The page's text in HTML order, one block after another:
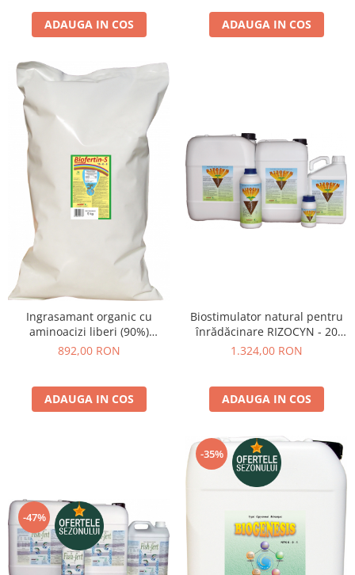
ADAUGA IN COS ADAUGA IN COS
Ingrasamant organic cu
aminoacizi liberi (90%)
Biofertin-S 15-0-0 , legume,
892,00 RON
ADAUGA IN COS
Biostimulator natural pentru
înrădăcinare RIZOCYN - 20
litri, legume, fructe, vie, pomi
1.324,00 RON
ADAUGA IN COS
-47%
-35%